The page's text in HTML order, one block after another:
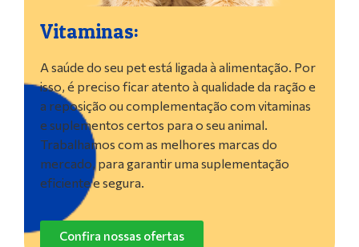
Vitaminas:
A saúde do seu pet está ligada à alimentação. Por
isso, é preciso ficar atento à qualidade da ração e
a reposição ou complementação com vitaminas
e suplementos certos para o seu animal.
Trabalhamos com as melhores marcas do
mercado, para garantir uma suplementação
eficiente e segura.
Confira nossas ofertas